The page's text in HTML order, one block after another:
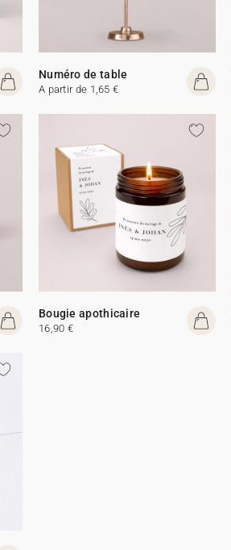
Numéro de table
A partir de 1,65 €
Bougie apothicaire
16,90 €